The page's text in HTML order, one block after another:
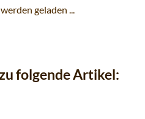
geladen ...
folgende Artikel: